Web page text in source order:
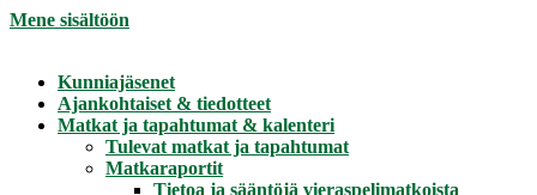
Mene sisältöön
Kunniajäsenet
Ajankohtaiset & tiedotteet
Matkat ja tapahtumat & kalenteri
Tulevat matkat ja tapahtumat
Matkaraportit
Tietoa ja sääntöjä vieraspelimatkoista